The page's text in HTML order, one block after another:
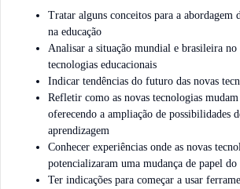
Tratar alguns conceitos para a abordagem
na educação
Analisar a situação mundial e brasileira no
tecnologias educacionais
Indicar tendências do futuro das novas
Refletir como as novas tecnologias mudam
oferecendo a ampliação de possibilidades
aprendizagem
Conhecer experiências onde as novas
potencializaram uma mudança de papel do
Ter indicações para começar a usar